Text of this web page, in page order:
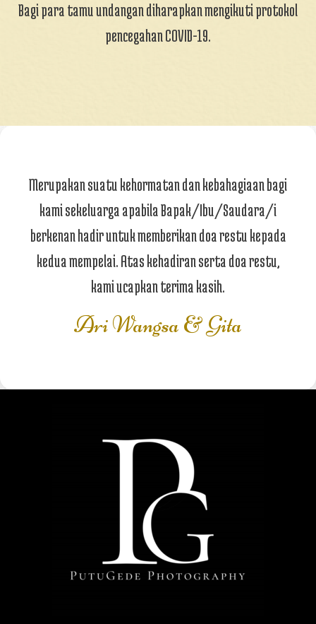
Bagi para tamu undangan diharapkan mengikuti protokol
pencegahan COVID-19.
Merupakan suatu kehormatan dan kebahagiaan bagi
kami sekeluarga apabila Bapak/Ibu/Saudara/i
berkenan hadir untuk memberikan doa restu kepada
kedua mempelai. Atas kehadiran serta doa restu,
kami ucapkan terima kasih.
Ari Wangsa & Gita